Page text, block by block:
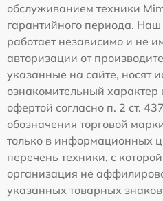
обслуживанием техники
гарантийного периода.
работает независимо и не
авторизации от
указанные на сайте, носят
ознакомительный характер
офертой согласно п. 2 ст.
обозначения торговой
только в информационных
перечень техники, с
организация не
указанных товарных